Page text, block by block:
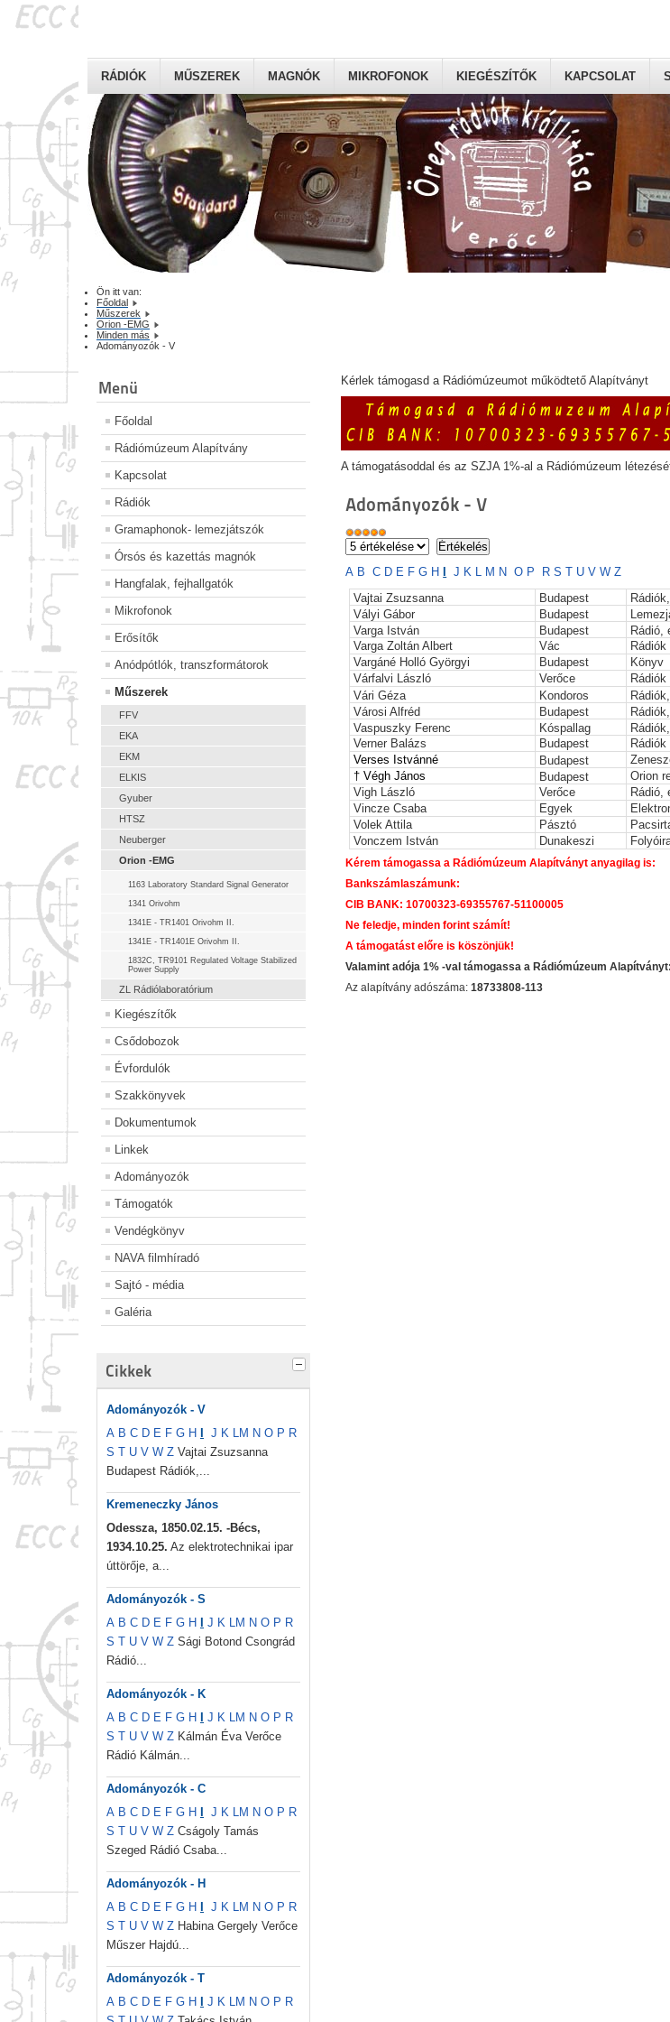
RÁDIÓK MŰSZEREK MAGNÓK MIKROFONOK KIEGÉSZÍTŐK KAPCSOLAT
Ön itt van:
Főoldal
Műszerek
Orion -EMG
Minden más
Adományozók - V
Menü
Főoldal
Rádiómúzeum Alapítvány
Kapcsolat
Rádiók
Gramaphonok- lemezjátszók
Órsós és kazettás magnók
Hangfalak, fejhallgatók
Mikrofonok
Erősítők
Anódpótlók, transzformátorok
Műszerek
FFV
EKA
EKM
ELKIS
Gyuber
HTSZ
Neuberger
Orion -EMG
1163 Laboratory Standard Signal Generator
1341 Orivohm
1341E - TR1401 Orivohm II.
1341E - TR1401E Orivohm II.
1832C, TR9101 Regulated Voltage Stabilized
Power Supply
ZL Rádiólaboratórium
Kiegészítők
Csődobozok
Évfordulók
Szakkönyvek
Dokumentumok
Linkek
Adományozók
Támogatók
Vendégkönyv
NAVA filmhíradó
Sajtó - média
Galéria
Cikkek
Adományozók - V
A B C D E F G H J K LM N O P R
S T U V W Z Vajtai Zsuzsanna
Budapest Rádiók,...
Kremeneczky János
Odessza, 1850.02.15. -Bécs,
1934.10.25. Az elektrotechnikai ipar
úttörője, a...
Adományozók - S
A B C D E F G H J K LM N O P R
S T U V W Z Sági Botond Csongrád
Rádió...
Adományozók - K
A B C D E F G H J K LM N O P R
S T U V W Z Kálmán Éva Verőce
Rádió Kálmán...
Adományozók - C
A B C D E F G H J K LM N O P R
S T U V W Z Cságoly Tamás
Szeged Rádió Csaba...
Adományozók - H
A B C D E F G H J K LM N O P R
S T U V W Z Habina Gergely Verőce
Műszer Hajdú...
Adományozók - T
A B C D E F G H J K LM N O P R
Kérlek támogasd a Rádiómúzeumot működtető Alapítványt
A támogatásoddal és az SZJA 1%-al a Rádiómúzeum
Adományozók - V
A BC D E F G H J K L M NO P R S T U V W Z
Vajtai Zsuzsanna
Budapest
Vályi Gábor
Budapest
Varga István
Budapest
Rádió,
Varga Zoltán Albert
Vác
Rádiók
Vargáné Holló Györgyi
Budapest
Könyv
Várfalvi László
Verőce
Rádiók
Vári Géza
Kondoros
Városi Alfréd
Budapest
Vaspuszky Ferenc
Kóspallag
Verner Balázs
Budapest
Rádiók
Verses Istvánné Budapest
† Végh János
Budapest
Orion
Vigh László
Verőce
Rádió,
Vincze Csaba
Egyek
Volek Attila
Pásztó
Vonczem István
Dunakeszi
Kérem támogassa a Rádiómúzeum Alapítványt anyagilag is:
Bankszámlaszámunk:
CIB BANK: 10700323-69355767-51100005
Ne feledje, minden forint számít!
A támogatást előre is köszönjük!
Valamint adója 1% -val támogassa a Rádiómúzeum Alapítványt:
Az alapítvány adószáma:18733808-113